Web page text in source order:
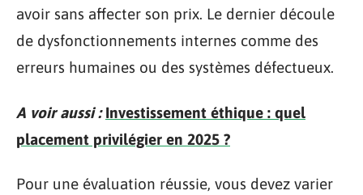
avoir sans affecter son prix. Le dernier découle
de dysfonctionnements internes comme des
erreurs humaines ou des systèmes défectueux.
A voir aussi : Investissement éthique : quel
placement privilégier en 2025 ?
Pour une évaluation réussie, vous devez varier